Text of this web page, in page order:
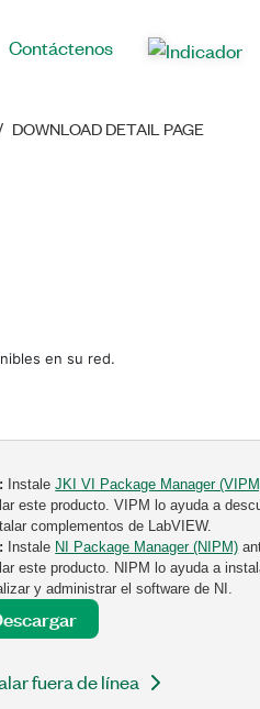
Contáctenos
DOWNLOAD DETAIL PAGE
en su red.
InstaleJKI VI Package Manager
este producto. VIPM lo ayuda a
complementos de LabVIEW.
Instale NI Package Manager (NIPM)
este producto. NIPM lo ayuda a
y administrar el software de NI.
fuera de línea